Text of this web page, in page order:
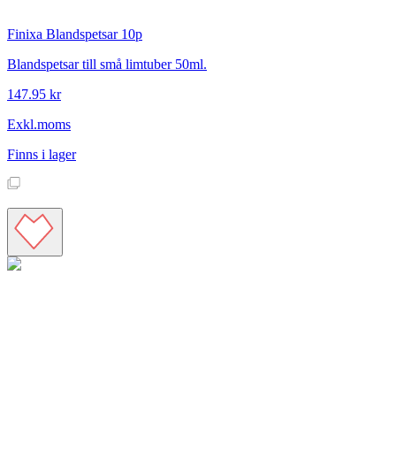
Finixa Blandspetsar 10p
Blandspetsar till små limtuber 50ml.
147.95 kr
Exkl.moms
Finns i lager